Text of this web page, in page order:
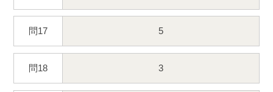
問17 5
問18 3